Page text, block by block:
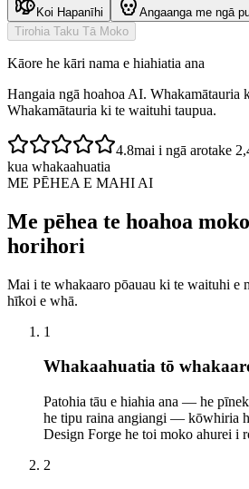
Koi Hapanīhi
Angaanga me ngā
Tirohia Taku Tā Moko
Kāore he kāri nama e hiahiatia ana
Hangaia ngā hoahoa AI. Whakamātauria
Whakamātauria ki te waituhi taupua.
4.8mai i ngā arotake
kua whakaahuatia
ME PĒHEA E MAHI AI
Me pēhea te hoahoa
horihori
Mai i te whakaaro pōauau ki te waituhi e
hīkoi e whā.
1
Whakaahuatia tō
Patohia tāu e hiahia ana — he
he tipu raina angiangi — kōwhiria
Design Forge he toi moko ahurei i
2